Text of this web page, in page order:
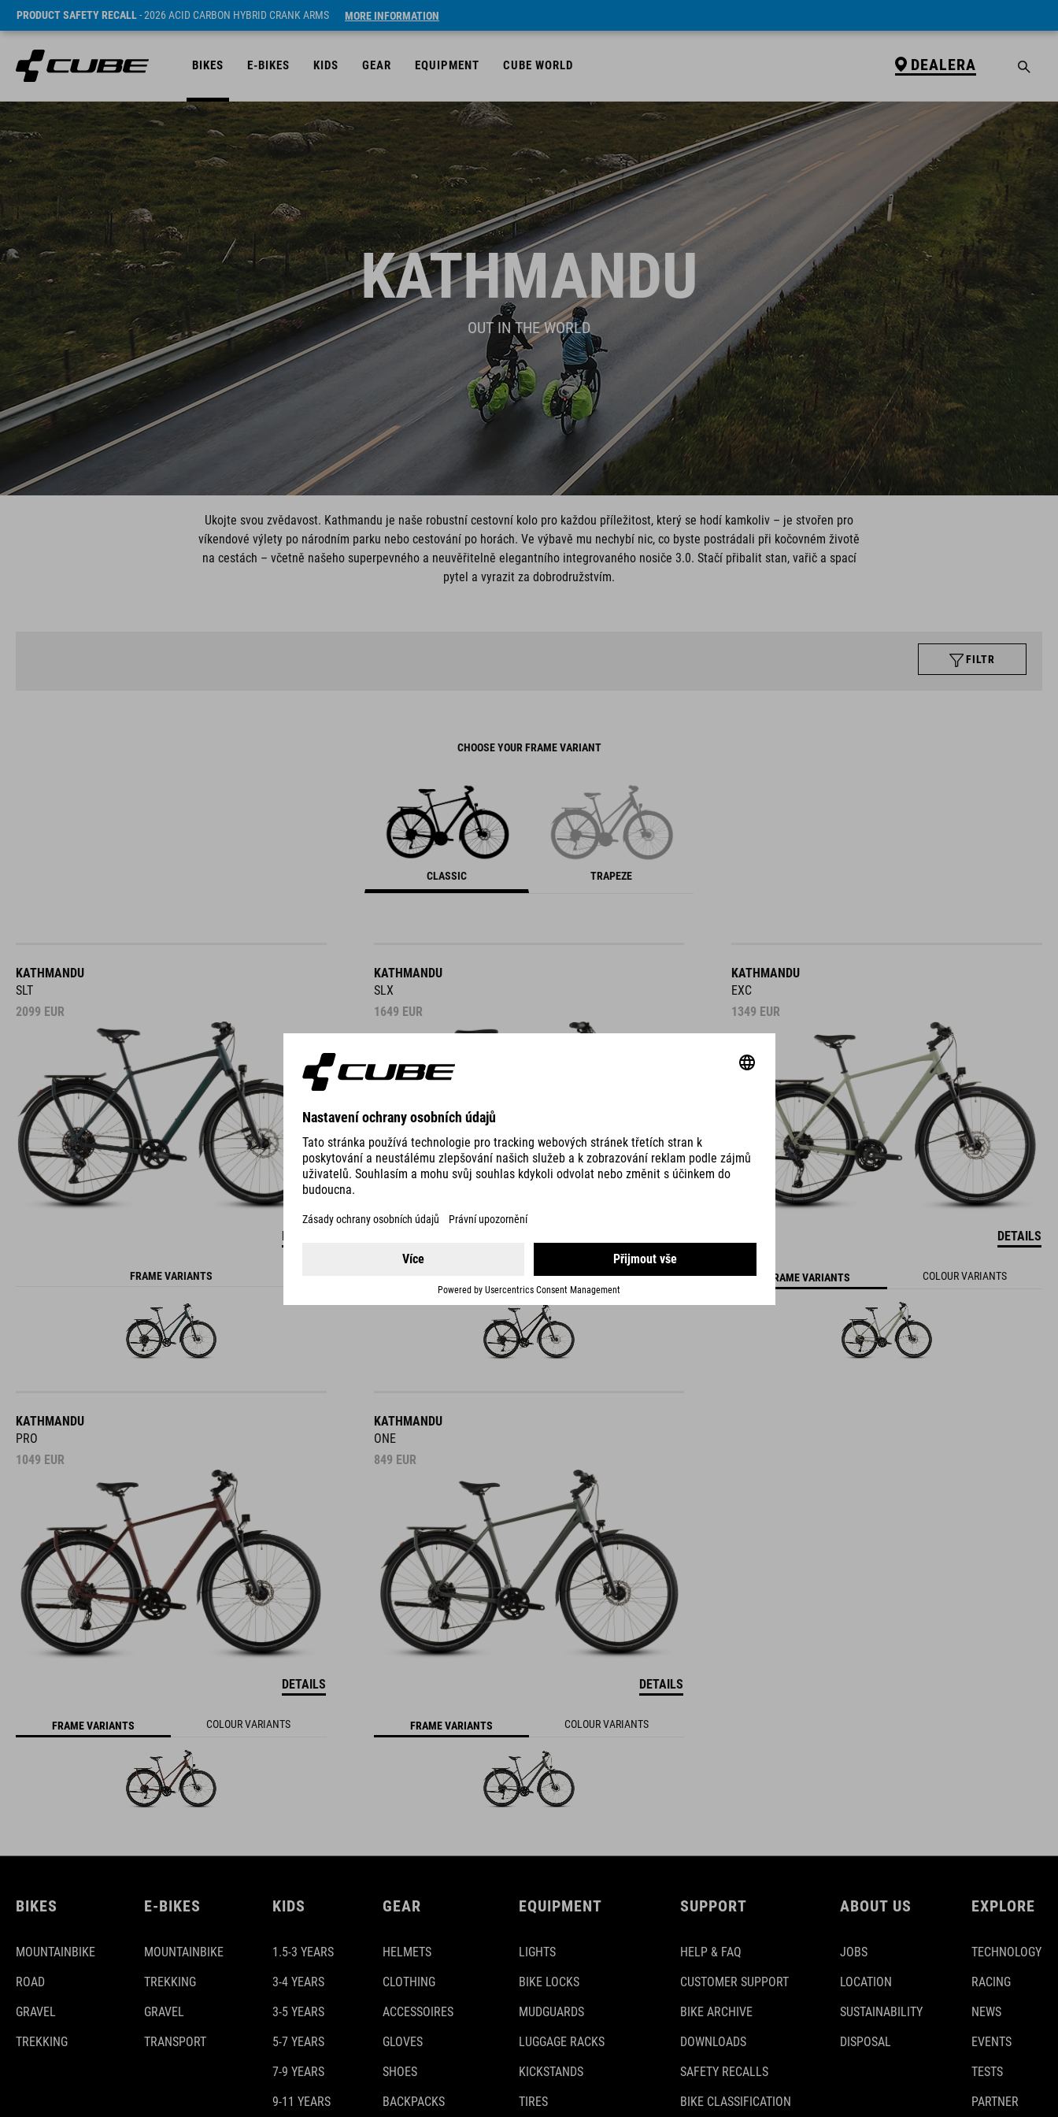
PRODUCT SAFETY RECALL- 2026 ACID CARBON HYBRID CRANK ARMS MORE INFORMATION
BIKES E-BIKES KIDS GEAR EQUIPMENT CUBE WORLD DEALERA
KATHMANDU
OUT IN THE WORLD
Ukojte svou zvědavost. Kathmandu je naše robustní cestovní kolo pro každou příležitost, který se hodí kamkoliv – je stvořen pro
víkendové výlety po národním parku nebo cestování po horách. Ve výbavě mu nechybí nic, co byste postrádali při kočovném životě
na cestách – včetně našeho superpevného a neuvěřitelně elegantního integrovaného nosiče 3.0. Stačí přibalit stan, vařič a spací
pytel a vyrazit za dobrodružstvím.
FILTR
CHOOSE YOUR FRAME VARIANT
CLASSIC TRAPEZE
KATHMANDU
SLT
2099 EUR
DETAILS
FRAME VARIANTS
KATHMANDU
SLX
1649 EUR
FRAME VARIANTS
KATHMANDU
EXC
1349 EUR
DETAILS
FRAME VARIANTS COLOUR VARIANTS
KATHMANDU
PRO
1049 EUR
DETAILS
FRAME VARIANTS COLOUR VARIANTS
KATHMANDU
ONE
849 EUR
DETAILS
FRAME VARIANTS COLOUR VARIANTS
BIKES
MOUNTAINBIKE
ROAD
GRAVEL
TREKKING
E-BIKES
MOUNTAINBIKE
TREKKING
GRAVEL
TRANSPORT
KIDS
1.5-3 YEARS
3-4 YEARS
3-5 YEARS
5-7 YEARS
7-9 YEARS
9-11 YEARS
GEAR
HELMETS
CLOTHING
ACCESSOIRES
GLOVES
SHOES
BACKPACKS
EQUIPMENT
LIGHTS
BIKE LOCKS
MUDGUARDS
LUGGAGE RACKS
KICKSTANDS
TIRES
SUPPORT
HELP & FAQ
CUSTOMER SUPPORT
BIKE ARCHIVE
DOWNLOADS
SAFETY RECALLS
BIKE CLASSIFICATION
ABOUT US
JOBS
LOCATION
SUSTAINABILITY
DISPOSAL
EXPLORE
TECHNOLOGY
RACING
NEWS
EVENTS
TESTS
PARTNER